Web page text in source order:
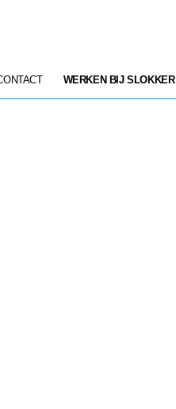
WERKEN BIJ SLOKKER